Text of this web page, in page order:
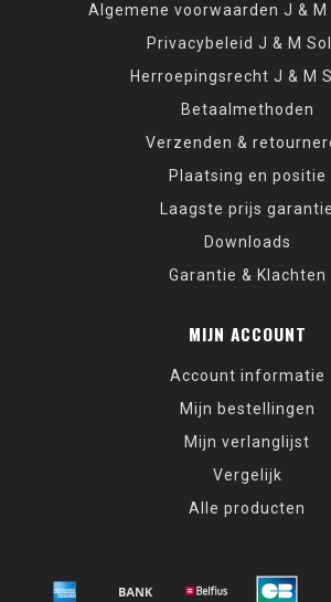
Algemene voorwaarden J & M
Privacybeleid J & M
Herroepingsrecht J & M
Betaalmethoden
Verzenden &
Plaatsing en positie
Laagste prijs garantie
Downloads
Garantie & Klachten
MIJN ACCOUNT
Account informatie
Mijn bestellingen
Mijn verlanglijst
Vergelijk
Alle producten